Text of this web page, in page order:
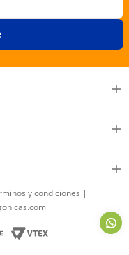
y condiciones |